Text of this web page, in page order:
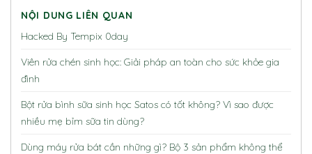
NỘI DUNG LIÊN QUAN
Hacked By Tempix 0day
Viên rửa chén sinh học: Giải pháp an toàn cho sức khỏe gia
đình
Bột rửa bình sữa sinh học Satos có tốt không? Vì sao được
nhiều mẹ bỉm sữa tin dùng?
Dùng máy rửa bát cần những gì? Bộ 3 sản phẩm không thể